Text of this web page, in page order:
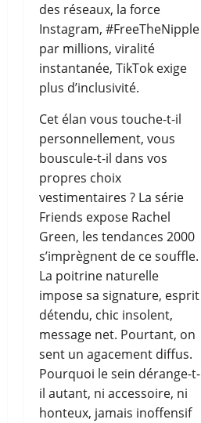
des réseaux, la force
Instagram, #FreeTheNipple
par millions, viralité
instantanée, TikTok exige
plus d’inclusivité.
Cet élan vous touche-t-il
personnellement, vous
bouscule-t-il dans vos
propres choix
vestimentaires ? La série
Friends expose Rachel
Green, les tendances 2000
s’imprègnent de ce souffle.
La poitrine naturelle
impose sa signature, esprit
détendu, chic insolent,
message net. Pourtant, on
sent un agacement diffus.
Pourquoi le sein dérange-t-
il autant, ni accessoire, ni
honteux, jamais inoffensif